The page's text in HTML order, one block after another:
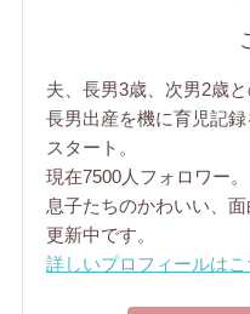
夫、長男3歳、次男2歳と
長男出産を機に育児記
スタート。
現在7500人フォロワー。
息子たちのかわいい、
更新中です。
詳しいプロフィールはこ